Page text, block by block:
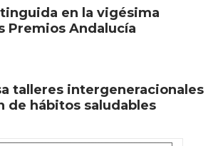
en la vigésima
Premios Andalucía
talleres intergeneracionales
de hábitos saludables